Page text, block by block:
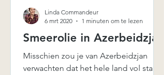
Smeerolie in Azerbeidzjan
Misschien zou je van Azerbeidzjan
verwachten dat het hele land vol staat
Linda Commandeur
6 mrt 2020
1 minuten om te lezen